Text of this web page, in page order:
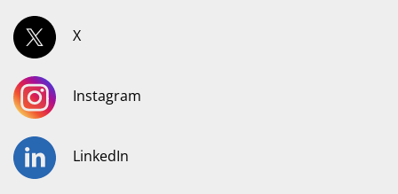
X
Instagram
LinkedIn